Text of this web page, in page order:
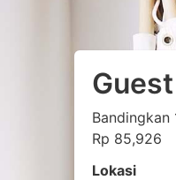
Bandingkan
Rp 85,926
Lokasi